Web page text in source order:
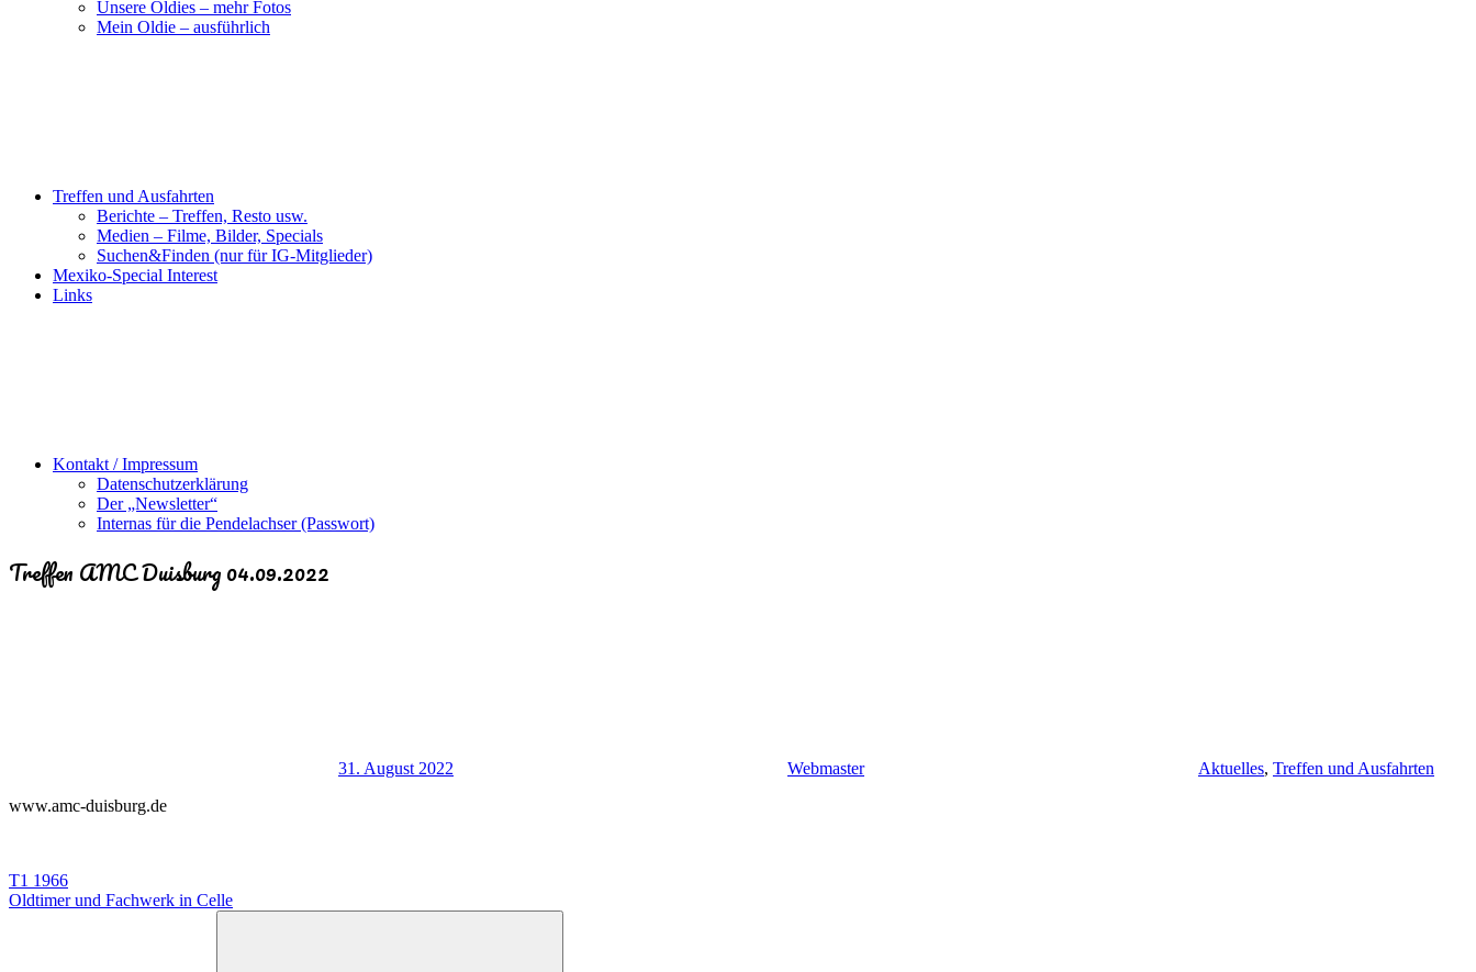
Unsere Oldies – mehr Fotos
Mein Oldie – ausführlich
Treffen und Ausfahrten
Berichte – Treffen, Resto usw.
Medien – Filme, Bilder, Specials
Suchen&Finden (nur für IG-Mitglieder)
Mexiko-Special Interest
Links
Kontakt / Impressum
Datenschutzerklärung
Der „Newsletter“
Internas für die Pendelachser (Passwort)
Treffen AMC Duisburg 04.09.2022
31. August 2022 Webmaster Aktuelles, Treffen und Ausfahrten
www.amc-duisburg.de
Beitragsnavigation
Vorheriger
Beitrag:
T1 1966
Nächster
Oldtimer und Fachwerk in Celle